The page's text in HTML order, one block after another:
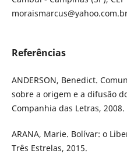
Referências
ANDERSON, Benedict.
sobre a origem e a difusão
Companhia das Letras, 2008.
ARANA, Marie. Bolívar: o
Três Estrelas, 2015.